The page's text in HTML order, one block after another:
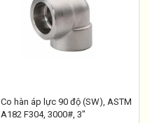
Co hàn áp lực 90 độ (SW), ASTM
A182 F304, 3000#, 3"